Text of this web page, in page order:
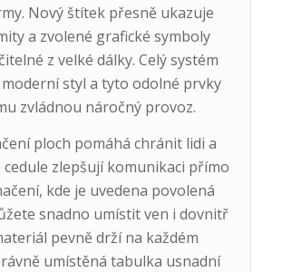
Nový štítek přesně ukazuje
a zvolené grafické symboly
z velké dálky. Celý systém
styl a tyto odolné prvky
zvládnou náročný provoz.
ploch pomáhá chránit lidi a
zlepšují komunikaci přímo
kde je uvedena povolená
snadno umístit ven i dovnitř
pevně drží na každém
umístěná tabulka usnadní